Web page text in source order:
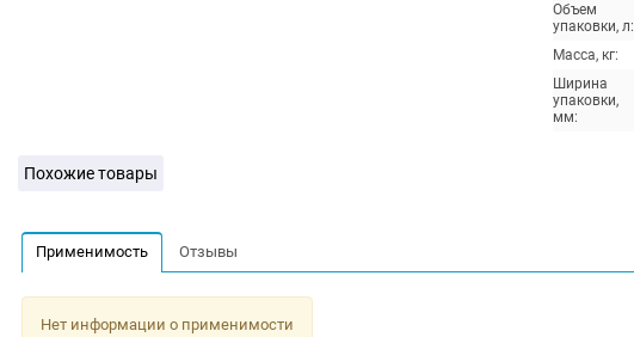
Объем
упаковки, л:
Масса, кг:
Ширина
упаковки,
мм:
Похожие товары
Применимость Отзывы
Нет информации о применимости